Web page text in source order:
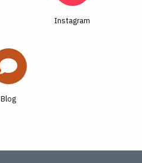
Instagram
Blog